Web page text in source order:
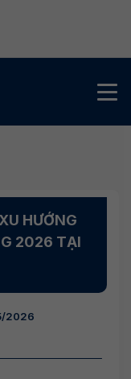
HƯỚNG
2026 TẠI
2026